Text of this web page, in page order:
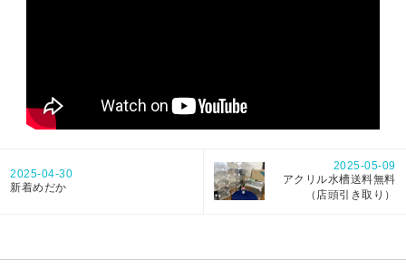
2025-04-30
新着めだか
2025-05-09
アクリル水槽送料無料
（店頭引き取り）